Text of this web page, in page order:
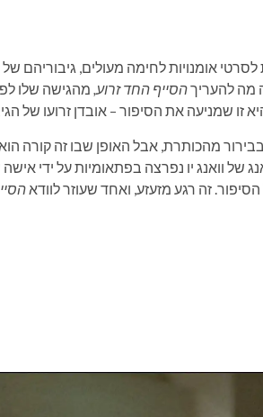
אומנויות לחימה מעולים, גיבוריהם
הסייף החד זרוע, מהגישה שלו
שמניעה את הסיפור – אובדן זרועו של
מהכותרת, אבל האופן שבו זה קורה
של וואנג יו נפרצה בפתאומיות על ידי
זה רגע מזעזע, ואחד שעוזר לוודא